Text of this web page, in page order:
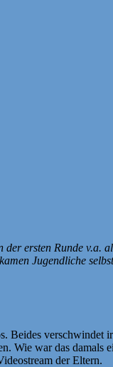
ersten Runde v.a.
Jugendliche
war das damals
der Eltern.